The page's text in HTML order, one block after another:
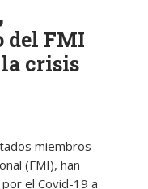
del FMI
crisis
miembros
(FMI), han
el Covid-19 a